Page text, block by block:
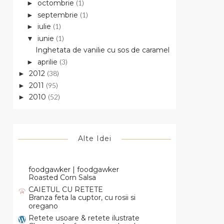
► octombrie (1)
► septembrie (1)
► iulie (1)
▼ iunie (1)
Inghetata de vanilie cu sos de caramel
► aprilie (3)
► 2012 (38)
► 2011 (95)
► 2010 (52)
Alte Idei
foodgawker | foodgawker
Roasted Corn Salsa
CAIETUL CU RETETE
Branza feta la cuptor, cu rosii si
oregano
Retete usoare & retete ilustrate